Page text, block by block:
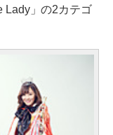
Lady」の2カテゴ